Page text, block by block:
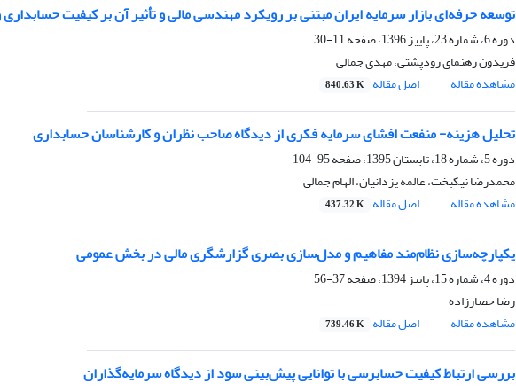
توسعه حرفه‌ای بازار سرمایه ایران مبتنی بر رویکرد مهندسی مالی و تأثیر آن بر کیفیت
دوره 6، شماره 23، پاییز 1396، صفحه
11-30
فریدون رهنمای رودپشتی، مهدی جمالی
مشاهده مقاله
اصل مقاله 840.63 K
تحلیل هزینه- منفعت افشای سرمایه فکری از دیدگاه صاحب نظران و کارشناسان حسابداری
دوره 5، شماره 18، تابستان 1395، صفحه
95-104
محمدرضا نیکبخت، عالمه یزدانیان، الهام جمالی
مشاهده مقاله
اصل مقاله 437.32 K
یکپارچه‌سازی نظام‌مند مفاهیم و مدل‌سازی بصری گزارشگری مالی در بخش عمومی
دوره 4، شماره 15، پاییز 1394، صفحه
37-56
رضا حصارزاده
مشاهده مقاله
اصل مقاله 739.46 K
بررسی ارتباط کیفیت حسابرسی با توانایی پیش‌بینی سود از دیدگاه سرمایه‌گذاران